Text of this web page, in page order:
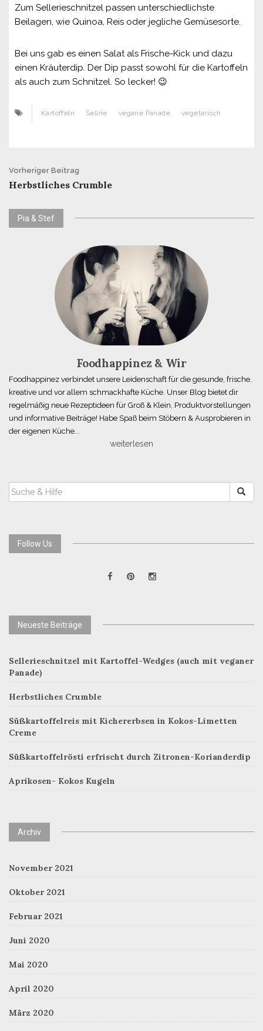
Zum Sellerieschnitzel passen unterschiedlichste
Beilagen, wie Quinoa, Reis oder jegliche Gemüsesorte.
Bei uns gab es einen Salat als Frische-Kick und dazu
einen Kräuterdip. Der Dip passt sowohl für die Kartoffeln
als auch zum Schnitzel. So lecker! 😉
Kartoffeln Sellrie vegane Panade vegetarisch
Beitrags-
Vorheriger Beitrag
Herbstliches Crumble
Pia & Stef
Foodhappinez & Wir
Foodhappinez verbindet unsere Leidenschaft für die gesunde, frische,
kreative und vor allem schmackhafte Küche. Unser Blog bietet dir
regelmäßig neue Rezeptideen für Groß & Klein, Produktvorstellungen
und informative Beiträge! Habe Spaß beim Stöbern & Ausprobieren in
der eigenen Küche...
weiterlesen
SUCHEN
NACH:
Follow Us
Neueste Beiträge
Sellerieschnitzel mit Kartoffel-Wedges (auch mit veganer
Panade)
Herbstliches Crumble
Süßkartoffelreis mit Kichererbsen in Kokos-Limetten
Creme
Süßkartoffelrösti erfrischt durch Zitronen-Korianderdip
Aprikosen- Kokos Kugeln
Archiv
November 2021
Oktober 2021
Februar 2021
Juni 2020
Mai 2020
April 2020
März 2020